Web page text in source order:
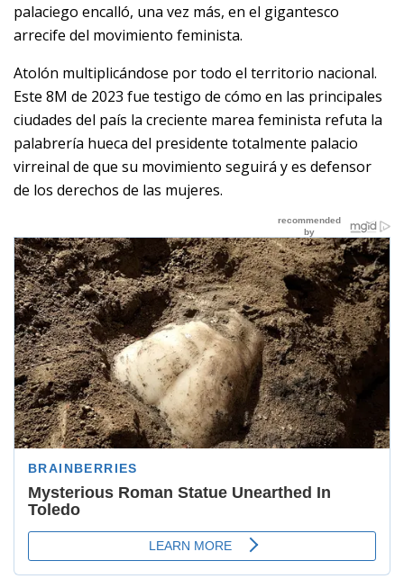
palaciego encalló, una vez más, en el gigantesco
arrecife del movimiento feminista.
Atolón multiplicándose por todo el territorio nacional.
Este 8M de 2023 fue testigo de cómo en las principales
ciudades del país la creciente marea feminista refuta la
palabrería hueca del presidente totalmente palacio
virreinal de que su movimiento seguirá y es defensor
de los derechos de las mujeres.